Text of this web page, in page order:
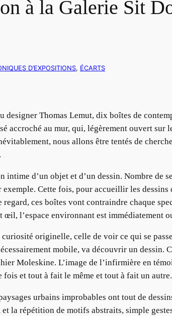
à la Galerie Sit
D’EXPOSITIONS, ÉCARTS
Thomas Lemut, dix boîtes de
accroché au mur, qui, légèrement ouvert
nous allons être tentés de
d’un objet et d’un dessin. Nombre de
exemple. Cette fois, pour accueillir les
ces boîtes vont contraindre chaque
l’espace environnant est immédiatement
originelle, celle de voir ce qui se
mobile, va découvrir un dessin.
Moleskine. L’image de l’infirmière en
et tout à fait le même et tout à fait un autre.
urbains improbables ont tout de
la répétition de motifs abstraits, simple